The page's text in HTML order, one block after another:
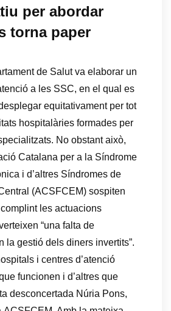
per abordar
torna paper
de Salut va elaborar un
a les SSC, en el qual es
equitativament per tot
hospitalàries formades per
No obstant això,
Catalana per a la Síndrome
i d’altres Síndromes de
(ACSFCEM) sospiten
complint les actuacions
“una falta de
la gestió dels diners invertits”.
i centres d’atenció
funcionen i d’altres que
desconcertada Núria Pons,